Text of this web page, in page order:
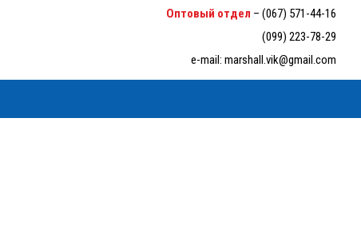
Оптовый отдел – (067) 571-44-16
(099) 223-78-29
e-mail: marshall.vik@gmail.com